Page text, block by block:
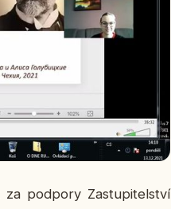
za pod­po­ry Za­stu­pi­tel­ství